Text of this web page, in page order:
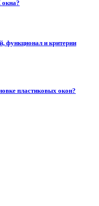
функционал и критерии
пластиковых окон?